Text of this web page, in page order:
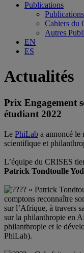
Publications
Cahiers du
Autres
EN
ES
Actualités
Prix Engagement
étudiant 2022
Le PhiLab a annoncé le
scientifique et
L’équipe du CRISES
Patrick Tondtoulle
« Patrick
comptons reconnaître
sur l’Afrique, à travers
sur la philanthropie en
philanthropie et le
PhiLab).